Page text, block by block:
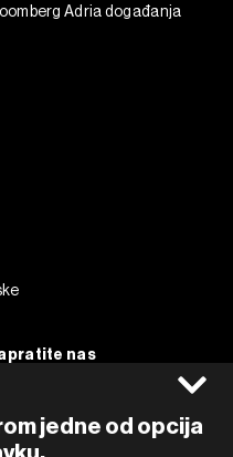
jedne od opcija
Adria događanja
nas